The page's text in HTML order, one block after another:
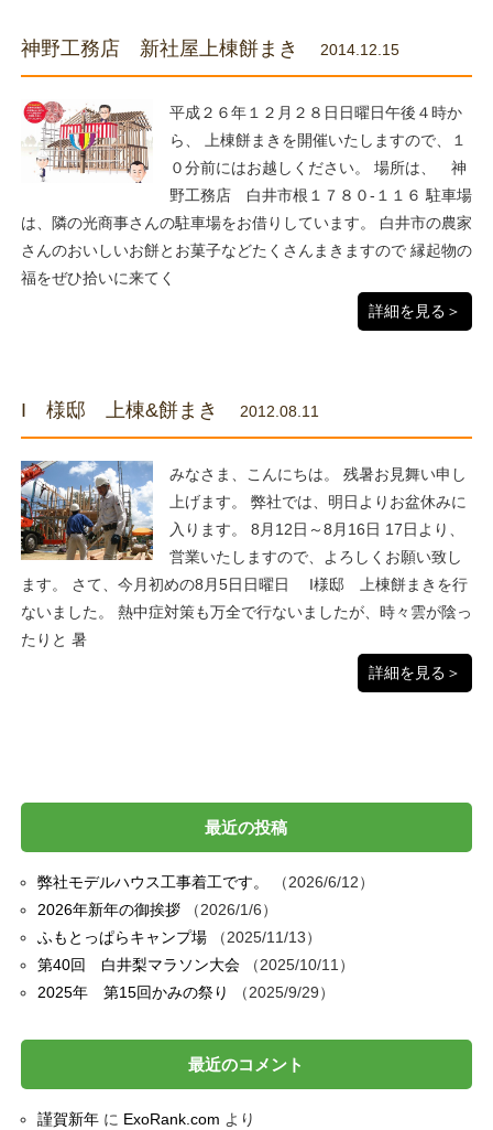
神野工務店 新社屋上棟餅まき 2014.12.15
平成２６年１２月２８日日曜日午後４時か
ら、 上棟餅まきを開催いたしますので、１
０分前にはお越しください。 場所は、 神
野工務店 白井市根１７８０-１１６ 駐車場
は、隣の光商事さんの駐車場をお借りしています。 白井市の農家
さんのおいしいお餅とお菓子などたくさんまきますので 縁起物の
福をぜひ拾いに来てく
詳細を見る＞
I 様邸 上棟&餅まき 2012.08.11
みなさま、こんにちは。 残暑お見舞い申し
上げます。 弊社では、明日よりお盆休みに
入ります。 8月12日～8月16日 17日より、
営業いたしますので、よろしくお願い致し
ます。 さて、今月初めの8月5日日曜日 I様邸 上棟餅まきを行
ないました。 熱中症対策も万全で行ないましたが、時々雲が陰っ
たりと 暑
詳細を見る＞
最近の投稿
弊社モデルハウス工事着工です。
2026/6/12
2026年新年の御挨拶
2026/1/6
ふもとっぱらキャンプ場
2025/11/13
第40回 白井梨マラソン大会
2025/10/11
2025年 第15回かみの祭り
2025/9/29
最近のコメント
謹賀新年に ExoRank.com より